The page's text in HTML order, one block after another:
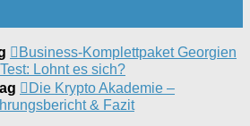
Business-Komplettpaket Georgien
Lohnt es sich?
Die Krypto Akademie –
& Fazit